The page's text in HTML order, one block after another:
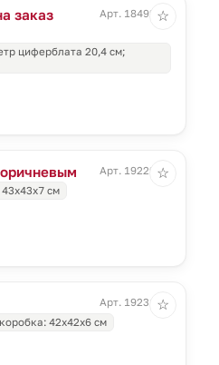
заказ
Арт. 18492.01
циферблата 20,4 cм;
☆
Арт. 19229.35
см
☆
Арт. 19231.30
42x42x6 см
☆